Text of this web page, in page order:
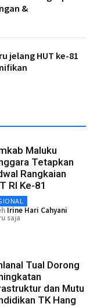
&
jelang HUT ke-81
Maluku
Tetapkan
Rangkaian
RI Ke-81
Irine Hari Cahyani
saja
Tual Dorong
dan Mutu
TK Hang